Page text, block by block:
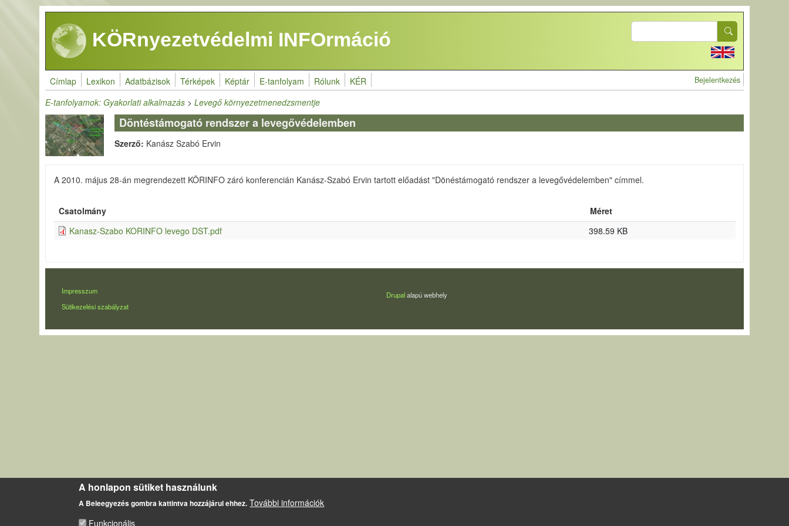
Ugrás a tartalomra
KÖRnyezetvédelmi INFOrmáció
Search
Címlap Lexikon Adatbázisok Térképek Képtár E-tanfolyam Rólunk KÉR User account
Bejelentkezés
E-tanfolyamok: Gyakorlati alkalmazás >Levegő környezetmenedzsmentje
Döntéstámogató rendszer a levegővédelemben
Szerző: Kanász Szabó Ervin
A 2010. május 28-án megrendezett KÖRINFO záró konferencián Kanász-Szabó Ervin tartott előadást "Dönéstámogató rendszer a levegővédelemben" címmel.
Csatolmány
Méret
Kanasz-Szabo KORINFO levego DST.pdf
398.59 KB
LÁBLÉC
Impresszum
Sütikezelési szabályzat
Drupalalapú webhely
A honlapon sütiket használunk
A Beleegyezés gombra kattintva hozzájárul ehhez. További információk
Funkcionális